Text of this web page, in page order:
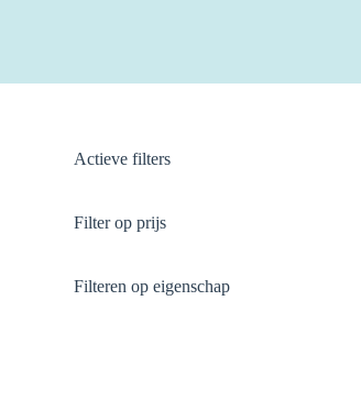
Actieve filters
Filter op prijs
Filteren op eigenschap